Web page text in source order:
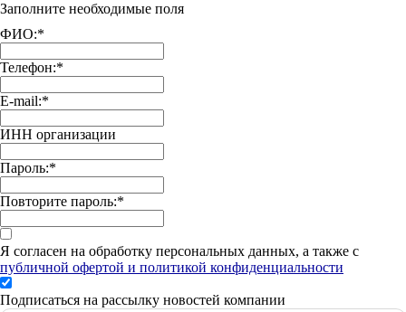
Заполните необходимые поля
ФИО:*
Телефон:*
E-mail:*
ИНН организации
Пароль:*
Повторите пароль:*
Я согласен на обработку персональных данных, а также с
публичной офертой и политикой конфиденциальности
Подписаться на рассылку новостей компании